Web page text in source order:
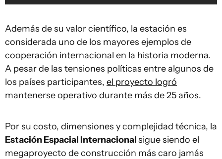
Además de su valor científico, la estación es
considerada uno de los mayores ejemplos de
cooperación internacional en la historia moderna.
A pesar de las tensiones políticas entre algunos de
los países participantes, el proyecto logró
mantenerse operativo durante más de 25 años.
Por su costo, dimensiones y complejidad técnica, la
Estación Espacial Internacionalsigue siendo el
megaproyecto de construcción más caro jamás